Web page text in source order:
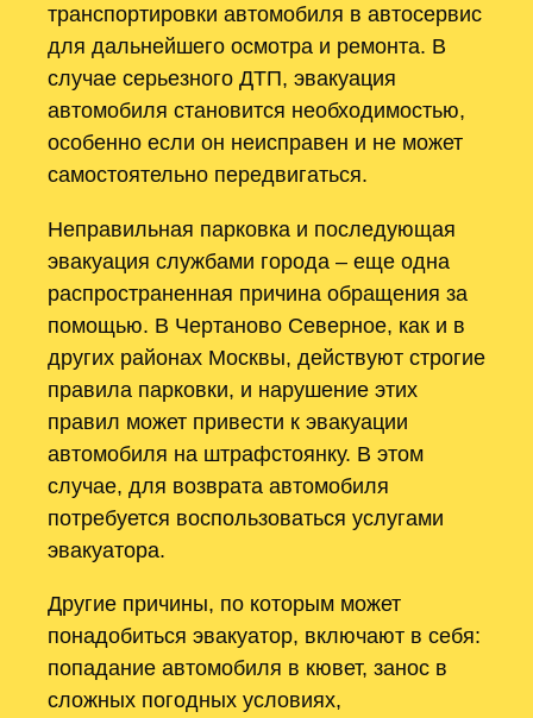
транспортировки автомобиля в автосервис
для дальнейшего осмотра и ремонта. В
случае серьезного ДТП, эвакуация
автомобиля становится необходимостью,
особенно если он неисправен и не может
самостоятельно передвигаться.
Неправильная парковка и последующая
эвакуация службами города – еще одна
распространенная причина обращения за
помощью. В Чертаново Северное, как и в
других районах Москвы, действуют строгие
правила парковки, и нарушение этих
правил может привести к эвакуации
автомобиля на штрафстоянку. В этом
случае, для возврата автомобиля
потребуется воспользоваться услугами
эвакуатора.
Другие причины, по которым может
понадобиться эвакуатор, включают в себя:
попадание автомобиля в кювет, занос в
сложных погодных условиях,